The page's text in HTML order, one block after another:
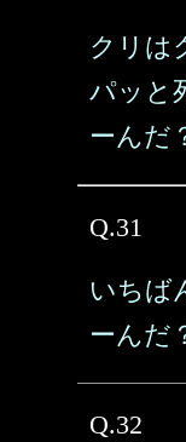
クリは
パッと
ーんだ
Q.31
いちば
ーんだ
Q.32